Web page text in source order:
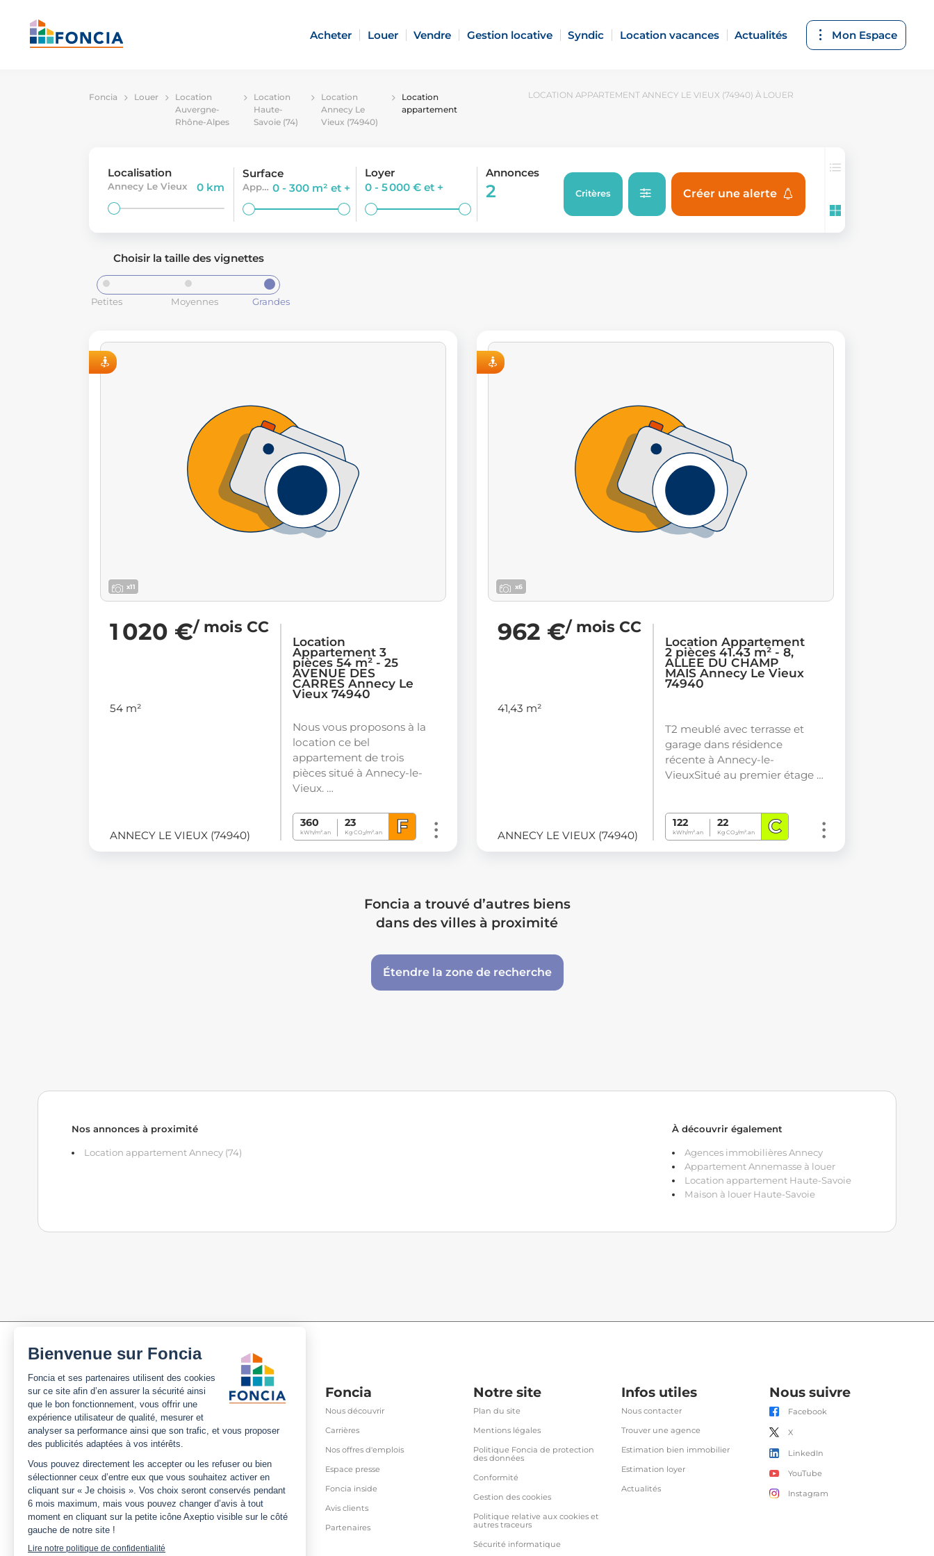
Acheter Louer Vendre Gestion locative Syndic Location vacances Actualités Mon Espace
Foncia Louer
Location
Auvergne-
Rhône-Alpes
Location
Haute-
Savoie (74)
Location
Annecy Le
Vieux (74940)
Location
appartement
LOCATION APPARTEMENT ANNECY LE VIEUX (74940) À LOUER
Localisation
Annecy Le Vieux 0 km
Surface
Appartement 0 - 300 m²et +
Loyer
0 - 5 000 €et +
Annonces
2 Critères Créer une alerte
Choisir la taille des vignettes
Petites Moyennes Grandes
x11
1 020 €/ mois CC
54 m²
ANNECY LE VIEUX (74940)
Location
Appartement 3
pièces 54 m² - 25
AVENUE DES
CARRES Annecy Le
Vieux 74940
Nous vous proposons à la
location ce bel
appartement de trois
pièces situé à Annecy-le-
Vieux. …
360
kWh/m².an
23
Kg CO2/m².an F
x6
962 €/ mois CC
41,43 m²
ANNECY LE VIEUX (74940)
Location Appartement
2 pièces 41.43 m² - 8,
ALLEE DU CHAMP
MAIS Annecy Le Vieux
74940
T2 meublé avec terrasse et
garage dans résidence
récente à Annecy-le-
VieuxSitué au premier étage …
122
kWh/m².an
22
Kg CO2/m².an C
Foncia a trouvé d’autres biens
dans des villes à proximité
Étendre la zone de recherche
Nos annonces à proximité
Location appartement Annecy (74)
À découvrir également
Agences immobilières Annecy
Appartement Annemasse à louer
Location appartement Haute-Savoie
Maison à louer Haute-Savoie
Foncia
Nous découvrir
Carrières
Nos offres d'emplois
Espace presse
Foncia inside
Avis clients
Partenaires
Notre site
Plan du site
Mentions légales
Politique Foncia de protection
des données
Conformité
Gestion des cookies
Politique relative aux cookies et
autres traceurs
Sécurité informatique
Infos utiles
Nous contacter
Trouver une agence
Estimation bien immobilier
Estimation loyer
Actualités
Nous suivre
Facebook
X
LinkedIn
YouTube
Instagram